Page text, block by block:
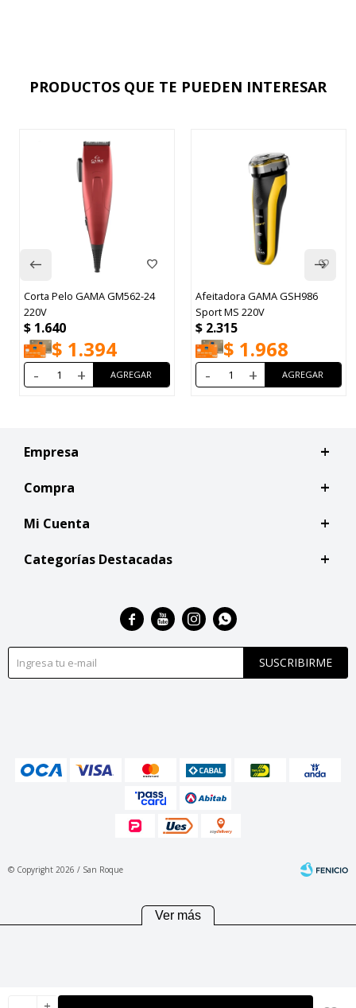
PRODUCTOS QUE TE PUEDEN INTERESAR
Corta Pelo GAMA GM562-24
220V
$ 1.640
$ 1.394
- +
Afeitadora GAMA GSH986
Sport MS 220V
$ 2.315
$ 1.968
- +
Empresa
Compra
Mi Cuenta
Categorías Destacadas
SUSCRIBIRME
   
© Copyright 2026 / San Roque
Ver más